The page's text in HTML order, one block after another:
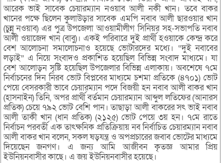
আরেক ভাই সাবেক চেয়ারম্যান নওয়াব আলী নকী খান। তবে বাকর
খানের পক্ষে ছিলেন কুলাউড়ার সাবেক এমপি নবাব আলী ছারওয়ার খান
(চুন্নু নওয়াব) এর পুত্র উপজেলা আওয়ামীলীগ সিনিয়র সহ-সভাপতি নবাব
আলী ওয়াজেদ খান (বাবু)। একই পরিবারে দুই প্রার্থী হওয়াকে কেন্দ্র করে
বেশ আলোচনা সমালোচনাও হয়েছে ভোটারদের মধ্যে। “দুই নবাবের
লড়াই” এ নিয়ে সংবাদও প্রকাশিত হয়েছিল বিভিন্ন সংবাদ মাধ্যমে। যা
বেশ আলোড়ন সৃষ্টি হয়েছিল উপজেলার বিভিন্ন এলাকায়। অবশেষে ৭মে
নির্বাচনের দিন নিরব ভোট বিপ্লবের মাধ্যমে চশমা প্রতিকে (৪৭০১) ভোট
পেয়ে বেসরকারী ভাবে চেয়ারম্যান পদে বিজয়ী হন নবাব আলী বাকর খান
(হাসনাইন) তিনি, অপর প্রার্থী বর্তমান চেয়ারম্যান আব্দুল লতিফের (আনারস
প্রতিক) চেয়ে ৭৯২ ভোট বেশি পান। তাছাড়া আলী বাকরের সৎ ভাই নবাব
আলী তাকী খান (ধান প্রতিক) (২১২৫) ভোট পেয়ে ৩য় হন। ৭মে রাতে
নির্বাচন পরবর্তী এক তাৎক্ষনিক প্রতিক্রিয়ায় নব নির্বাচিত চেয়ারম্যান নবাব
আলী বাকর খান বলেন, সকল ষড়যন্ত্র ও অপপ্রচারের জবাব ভোটের মাধ্যমে
দিয়েছেন জনগণ। এ জন্য আমি আজীবন কৃতজ্ঞ আমার প্রিয়
ইউনিয়নবাসীর কাছে। এ জয় ইউনিয়নবাসীর হয়েছে।